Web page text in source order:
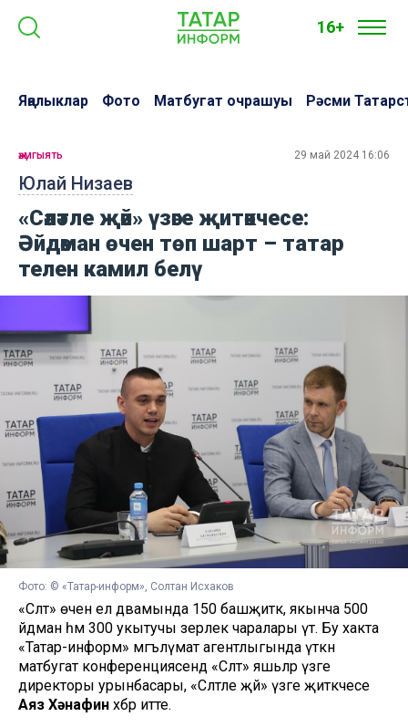
16+
Яңалыклар Фото Матбугат очрашуы Рәсми
Юлай Низаев
җәмгыять 29 май 2024 16:06
«Сәләтле җәй» үзәге җитәкчесе:
Әйдәман өчен төп шарт – татар
телен камил белү
Фото: © «Татар-информ», Солтан Исхаков
«Сәләт» өчен ел дәвамында 150 башҗитәк, якынча 500
әйдәман һәм 300 укытучы әзерлек чаралары үтә. Бу хакта
«Татар-информ» мәгълүмат агентлыгында үткән
матбугат конференциясендә «Сәләт» яшьләр үзәге
директоры урынбасары, «Сәләтле җәй» үзәге җитәкчесе
Аяз Хәнафин хәбәр итте.